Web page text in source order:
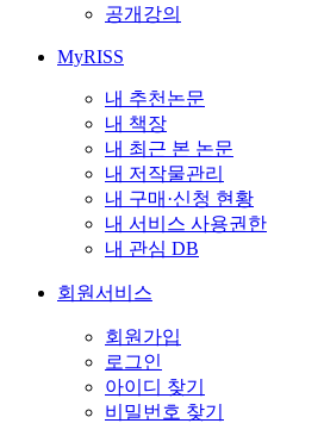
공개강의
MyRISS
내 추천논문
내 책장
내 최근 본 논문
내 저작물관리
내 구매·신청 현황
내 서비스 사용권한
내 관심 DB
회원서비스
회원가입
로그인
아이디 찾기
비밀번호 찾기